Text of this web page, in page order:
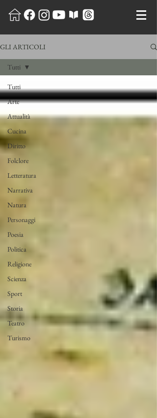
GLI ARTICOLI
Tutti
Arte
Attualità
Cucina
Diritto
Folclore
Letteratura
Narrativa
Natura
Personaggi
Poesia
Politica
Religione
Scienza
Sport
Storia
Teatro
Turismo
Tutti